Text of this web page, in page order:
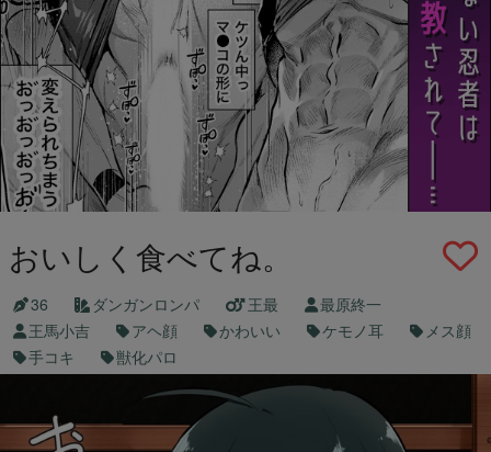
おいしく食べてね。
36 ダンガンロンパ 王最
最原終一
王馬小吉
アヘ顔 かわいい ケモノ耳
メス顔
手コキ
獣化パロ